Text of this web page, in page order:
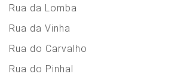
Rua da Lomba
Rua da Vinha
Rua do Carvalho
Rua do Pinhal